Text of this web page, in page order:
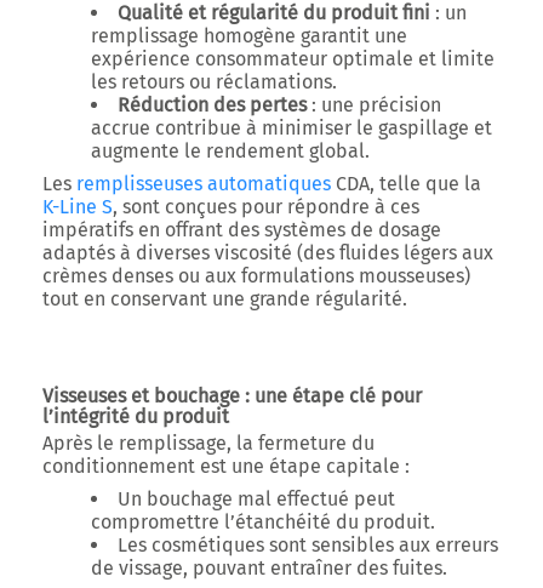
Qualité et régularité du produit fini : un
remplissage homogène garantit une
expérience consommateur optimale et limite
les retours ou réclamations.
Réduction des pertes: une précision
accrue contribue à minimiser le gaspillage et
augmente le rendement global.
Les remplisseuses automatiques CDA, telle que la
K-Line S, sont conçues pour répondre à ces
impératifs en offrant des systèmes de dosage
adaptés à diverses viscosité (des fluides légers aux
crèmes denses ou aux formulations mousseuses)
tout en conservant une grande régularité.
Visseuses et bouchage : une étape clé pour
l’intégrité du produit
Après le remplissage, la fermeture du
conditionnement est une étape capitale :
Un bouchage mal effectué peut
compromettre l’étanchéité du produit.
Les cosmétiques sont sensibles aux erreurs
de vissage, pouvant entraîner des fuites.